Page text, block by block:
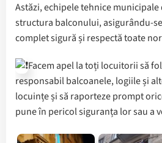
Astăzi, echipele tehnice
structura balconului, asigurându-
complet sigură și respectă toate
Facem apel la toți locuitorii să
responsabil balcoanele, logiile și
locuințe și să raporteze prompt
pune în pericol siguranța lor sau a